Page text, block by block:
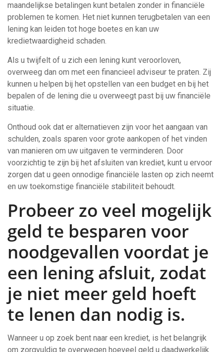
maandelijkse betalingen kunt betalen zonder in financiële
problemen te komen. Het niet kunnen terugbetalen van een
lening kan leiden tot hoge boetes en kan uw
kredietwaardigheid schaden.
Als u twijfelt of u zich een lening kunt veroorloven,
overweeg dan om met een financieel adviseur te praten. Zij
kunnen u helpen bij het opstellen van een budget en bij het
bepalen of de lening die u overweegt past bij uw financiële
situatie.
Onthoud ook dat er alternatieven zijn voor het aangaan van
schulden, zoals sparen voor grote aankopen of het vinden
van manieren om uw uitgaven te verminderen. Door
voorzichtig te zijn bij het afsluiten van krediet, kunt u ervoor
zorgen dat u geen onnodige financiële lasten op zich neemt
en uw toekomstige financiële stabiliteit behoudt.
Probeer zo veel mogelijk
geld te besparen voor
noodgevallen voordat je
een lening afsluit, zodat
je niet meer geld hoeft
te lenen dan nodig is.
Wanneer u op zoek bent naar een krediet, is het belangrijk
om zorgvuldig te overwegen hoeveel geld u daadwerkelijk